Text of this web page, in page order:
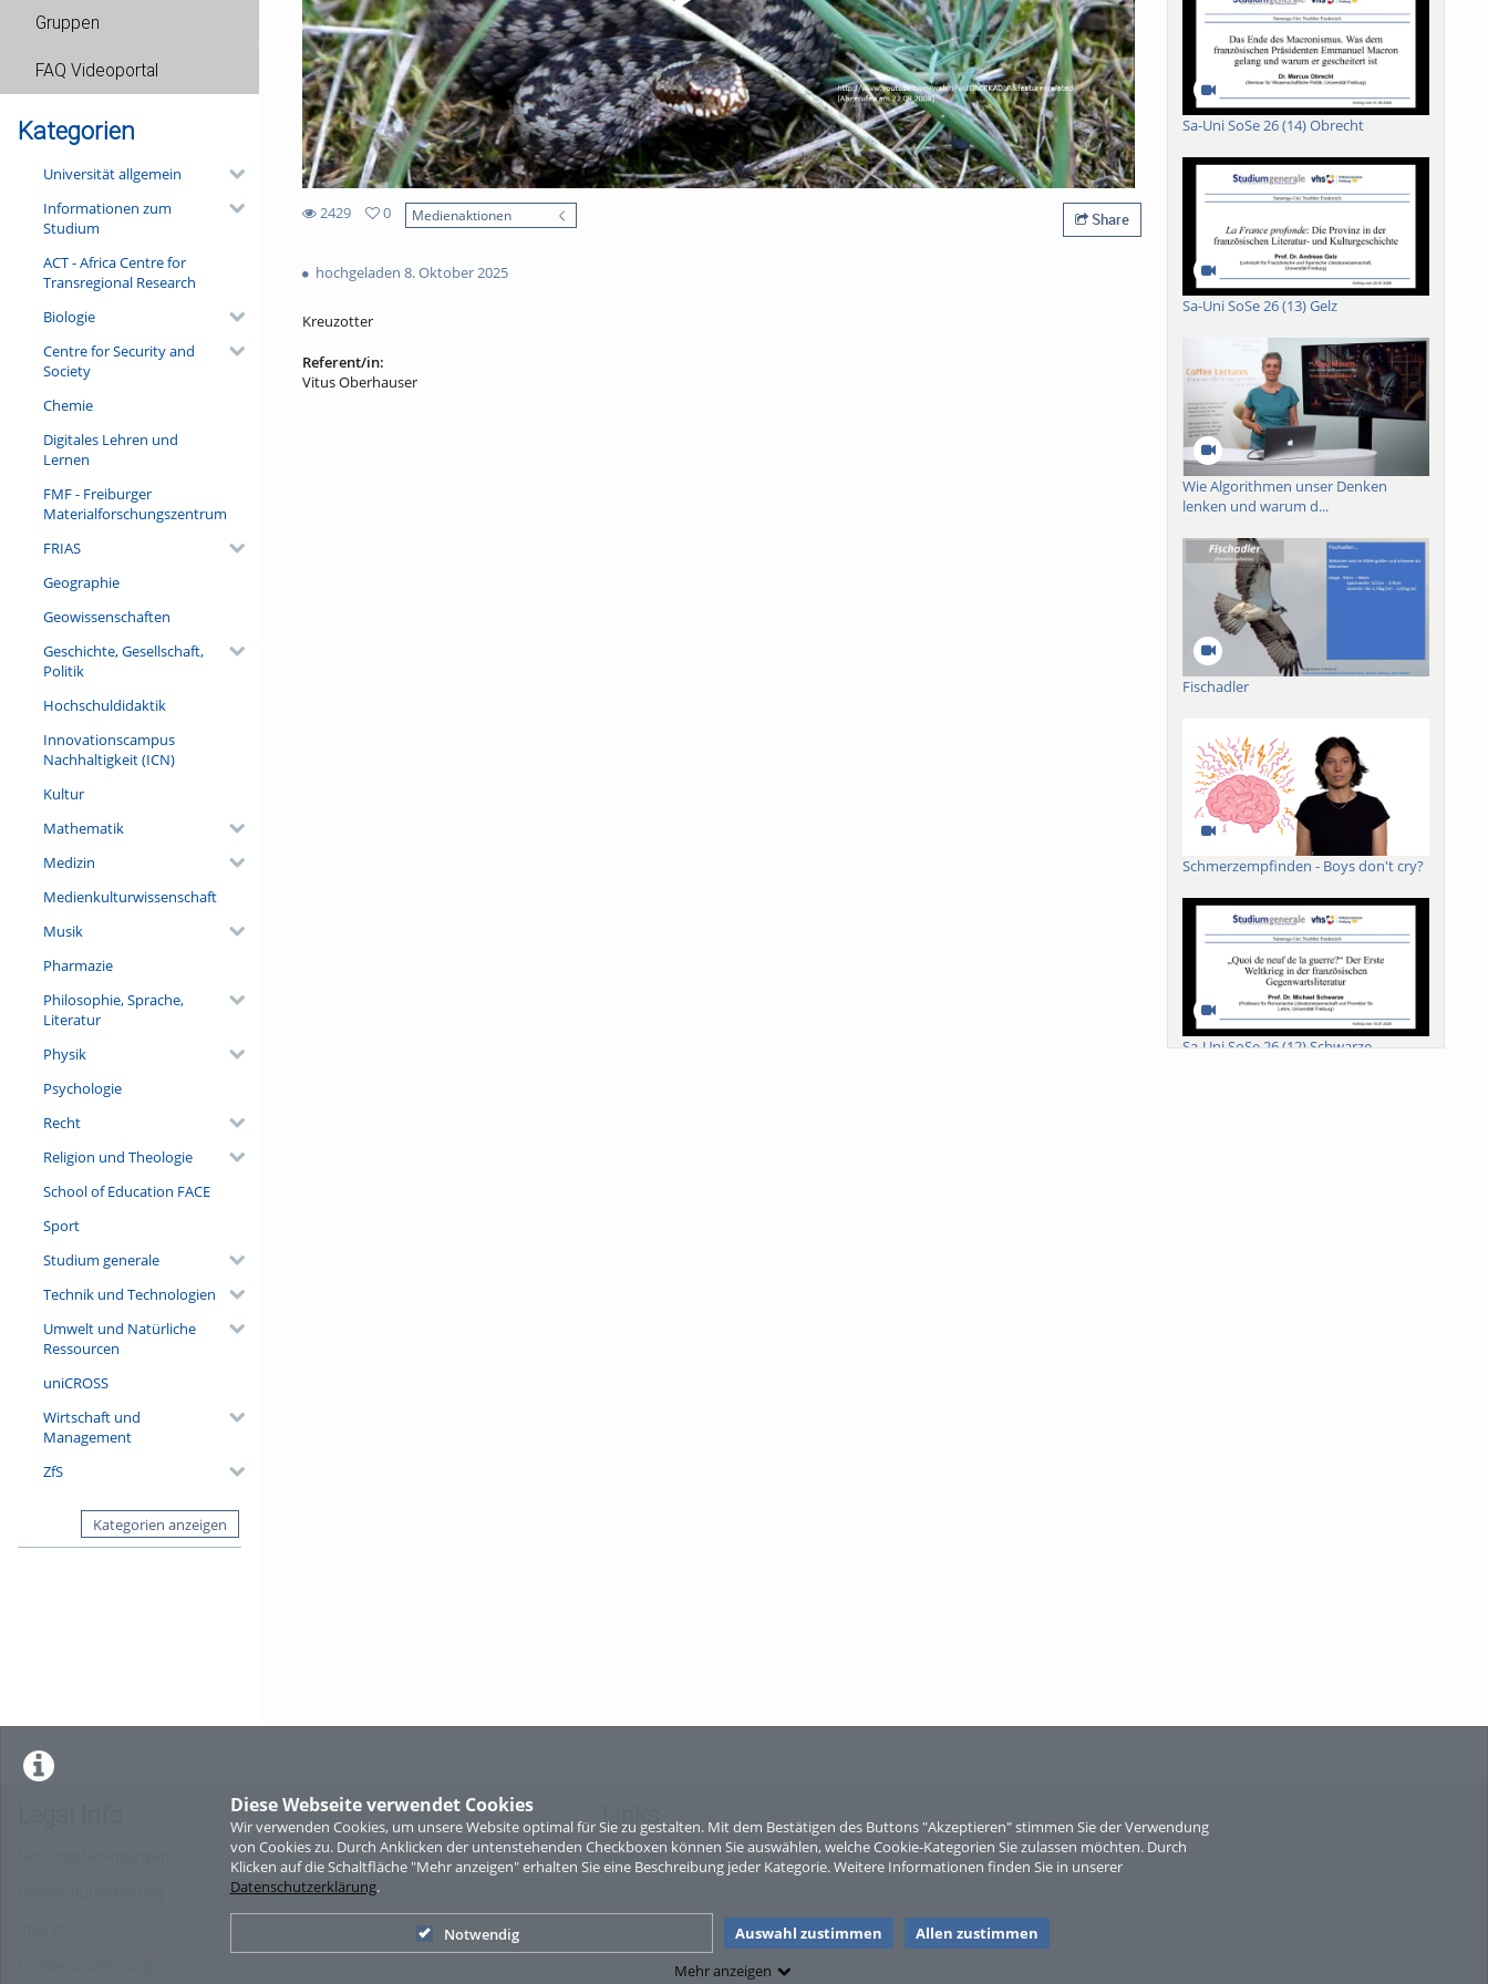
Diese Webseite verwendet Cookies
Wir verwenden Cookies, um unsere Website optimal für Sie zu gestalten. Mit dem Bestätigen des Buttons "Akzeptieren" stimmen Sie der Verwendung
von Cookies zu. Durch Anklicken der untenstehenden Checkboxen können Sie auswählen, welche Cookie-Kategorien Sie zulassen möchten. Durch
Klicken auf die Schaltfläche "Mehr anzeigen" erhalten Sie eine Beschreibung jeder Kategorie. Weitere Informationen finden Sie in unserer
Datenschutzerklärung.
Notwendig Auswahl zustimmen
Allen zustimmen
Mehr anzeigen
Gruppen
FAQ Videoportal
Kategorien
Universität allgemein
Informationen zum
Studium
ACT - Africa Centre for
Transregional Research
Biologie
Centre for Security and
Society
Chemie
Digitales Lehren und
Lernen
FMF - Freiburger
Materialforschungszentrum
FRIAS
Geographie
Geowissenschaften
Geschichte, Gesellschaft,
Politik
Hochschuldidaktik
Innovationscampus
Nachhaltigkeit (ICN)
Kultur
Mathematik
Medizin
Medienkulturwissenschaft
Musik
Pharmazie
Philosophie, Sprache,
Literatur
Physik
Psychologie
Recht
Religion und Theologie
School of Education FACE
Sport
Studium generale
Technik und Technologien
Umwelt und Natürliche
Ressourcen
uniCROSS
Wirtschaft und
Management
ZfS
Kategorien anzeigen
2429
views
0
Medienaktionen Share
hochgeladen 8. Oktober 2025
Kreuzotter
Referent/in:
Vitus Oberhauser
Sa-Uni SoSe 26 (14) Obrecht
Sa-Uni SoSe 26 (13) Gelz
Wie Algorithmen unser Denken
lenken und warum d...
Fischadler
Schmerzempfinden - Boys don't cry?
Sa-Uni SoSe 26 (12) Schwarze
Sperber
Links
Sitemap